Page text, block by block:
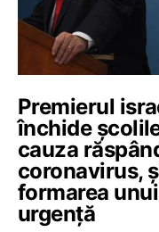
Premierul
închide
cauza
coronavirus,
formarea
urgență